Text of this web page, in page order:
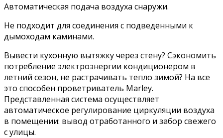
Автоматическая подача воздуха снаружи.
Не подходит для соединения с подведенными к
дымоходам каминами.
Вывести кухонную вытяжку через стену? Сэкономить
потребление электроэнергии кондиционером в
летний сезон, не растрачивать тепло зимой? На все
это способен проветриватель Marley.
Представленная система осуществляет
автоматическое регулирование циркуляции воздуха
в помещении: вывод отработанного и забор свежего
с улицы.